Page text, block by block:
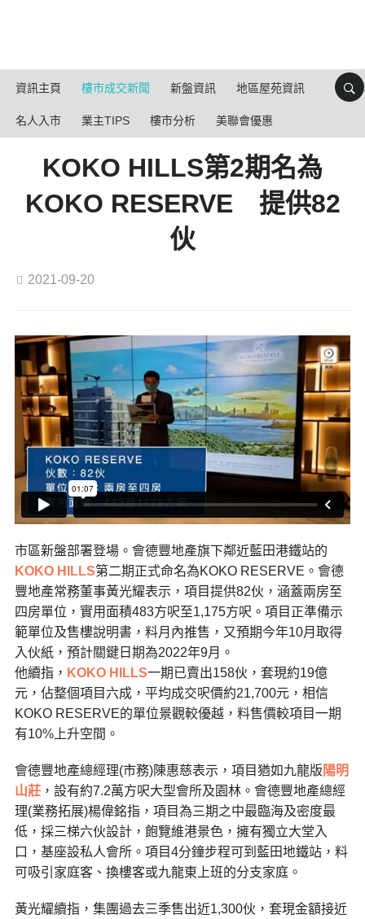
資訊主頁 樓市成交新聞 新盤資訊 地區屋苑資訊
名人入市 業主TIPS 樓市分析 美聯會優惠
KOKO HILLS第2期名為
KOKO RESERVE 提供82
伙
2021-09-20
市區新盤部署登場。會德豐地產旗下鄰近藍田港鐵站的
KOKO HILLS第二期正式命名為KOKO RESERVE。會德
豐地產常務董事黃光耀表示，項目提供82伙，涵蓋兩房至
四房單位，實用面積483方呎至1,175方呎。項目正準備示
範單位及售樓說明書，料月內推售，又預期今年10月取得
入伙紙，預計關鍵日期為2022年9月。
他續指， KOKO HILLS一期已賣出158伙，套現約19億
元，佔整個項目六成，平均成交呎價約21,700元，相信
KOKO RESERVE的單位景觀較優越，料售價較項目一期
有10%上升空間。
會德豐地產總經理(市務)陳惠慈表示，項目猶如九龍版 陽明
山莊，設有約7.2萬方呎大型會所及園林。會德豐地產總經
理(業務拓展)楊偉銘指，項目為三期之中最臨海及密度最
低，採三梯六伙設計，飽覽維港景色，擁有獨立大堂入
口，基座設私人會所。項目4分鐘步程可到藍田地鐵站，料
可吸引家庭客、換樓客或九龍東上班的分支家庭。
黃光耀續指，集團過去三季售出近1,300伙，套現金額接近